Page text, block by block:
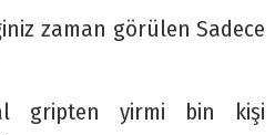
zaman görülen Sadece
gripten yirmi bin kişi